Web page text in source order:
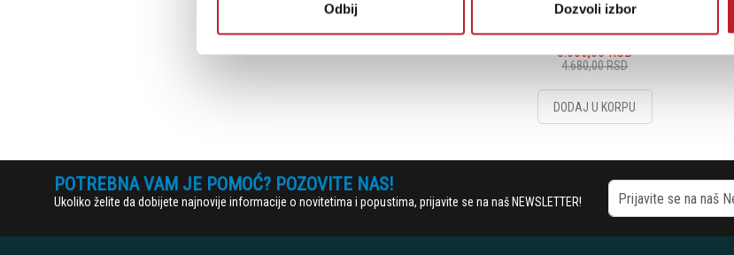
Odbij Dozvoli izbor
3.600,00RSD
4.680,00RSD
DODAJ U KORPU
POTREBNA VAM JE POMOĆ? POZOVITE NAS!
Ukoliko želite da dobijete najnovije informacije o novitetima i popustima, prijavite se na naš NEWSLETTER!